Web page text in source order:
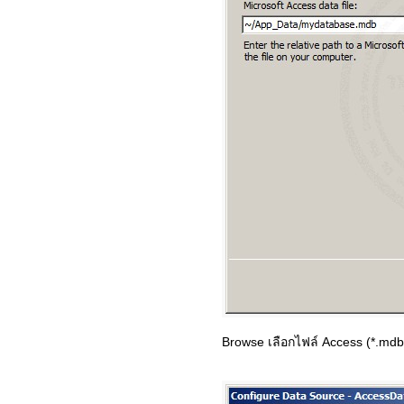
Browse เลือกไฟล์ Access